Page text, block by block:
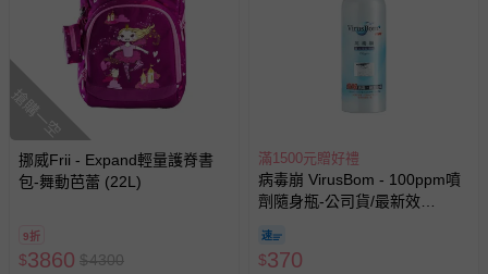
搶購一空
挪威Frii - Expand輕量護脊書
包-舞動芭蕾 (22L)
9折
$3860 $4300
滿1500元贈好禮
病毒崩 VirusBom - 100ppm噴
劑隨身瓶-公司貨/最新效
$370